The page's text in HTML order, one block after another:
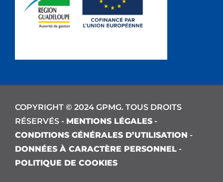
COPYRIGHT © 2024 GPMG. TOUS DROITS
RÉSERVÉS - MENTIONS LÉGALES -
CONDITIONS GÉNÉRALES D’UTILISATION -
DONNÉES À CARACTÈRE PERSONNEL -
POLITIQUE DE COOKIES